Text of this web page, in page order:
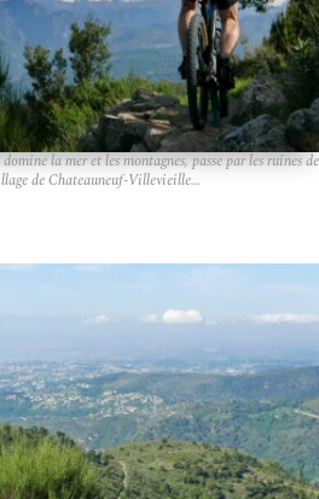
la mer et les montagnes, passe par les ruines de
de Chateauneuf-Villevieille…